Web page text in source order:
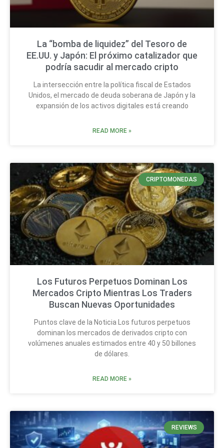
La “bomba de liquidez” del Tesoro de
EE.UU. y Japón: El próximo catalizador que
podría sacudir al mercado cripto
La intersección entre la política fiscal de Estados
Unidos, el mercado de deuda soberana de Japón y la
expansión de los activos digitales está creando
READ MORE »
CRIPTOMONEDAS
Los Futuros Perpetuos Dominan Los
Mercados Cripto Mientras Los Traders
Buscan Nuevas Oportunidades
Puntos clave de la Noticia Los futuros perpetuos
dominan los mercados de derivados cripto con
volúmenes anuales estimados entre 40 y 50 billones
de dólares.
READ MORE »
REVIEWS